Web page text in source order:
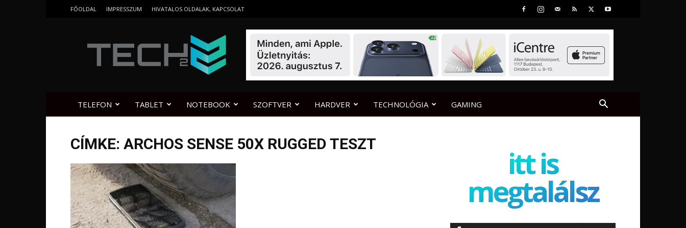
FŐOLDAL IMPRESSZUM HIVATALOS OLDALAK, KAPCSOLAT
TELEFON TABLET NOTEBOOK SZOFTVER HARDVER TECHNOLÓGIA GAMING
CÍMKE: ARCHOS SENSE 50X RUGGED TESZT
itt is
megtalálsz